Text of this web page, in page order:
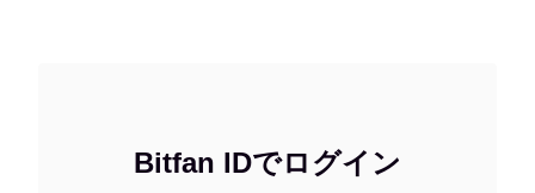
Bitfan IDでログイン